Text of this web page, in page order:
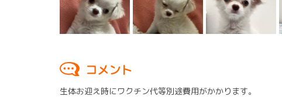
コメント
生体お迎え時にワクチン代等別途費用がかかります。